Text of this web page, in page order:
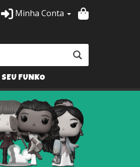
Minha Conta
SEU FUNKO